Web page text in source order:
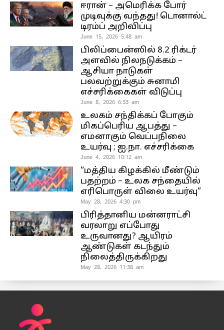
ஈரான் – அமெரிக்க போர்
முடிவுக்கு வந்தது! டொனால்ட்
டிரம்ப் அறிவிப்பு
June 15, 2026 5:48 am
பிலிப்பைன்ஸில் 8.2 ரிக்டர்
அளவில் நிலநடுக்கம் –
ஆசியா நாடுகள்
பலவற்றுக்கும் சுனாமி
எச்சரிக்கைகள் விடுப்பு
June 8, 2026 6:33 am
உலகம் சந்திக்கப் போகும்
மிகப்பெரிய ஆபத்து –
எமனாகும் வெப்பநிலை
உயர்வு ; ஐ.நா. எச்சரிக்கை
June 4, 2026 10:12 am
“மத்திய கிழக்கில் மீண்டும்
பதற்றம் – உலக சந்தையில்
எரிபொருள் விலை உயர்வு”
May 28, 2026 4:30 pm
பிரித்தானிய மன்னராட்சி
வரலாறு எப்போது
உருவானது? ஆயிரம்
ஆண்டுகள் கடந்தும்
நிலைத்திருக்கிறது
May 28, 2026 11:38 am